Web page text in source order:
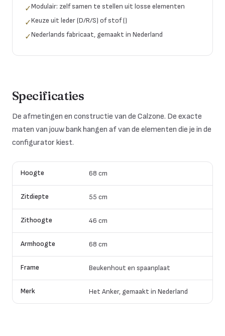
✓Modulair: zelf samen te stellen uit losse elementen
✓Keuze uit leder (D/R/S) of stof ()
✓Nederlands fabricaat, gemaakt in Nederland
Specificaties
De afmetingen en constructie van de Calzone. De exacte
maten van jouw bank hangen af van de elementen die je in de
configurator kiest.
Hoogte 68 cm
Zitdiepte 55 cm
Zithoogte 46 cm
Armhoogte 68 cm
Frame Beukenhout en spaanplaat
Merk Het Anker, gemaakt in Nederland